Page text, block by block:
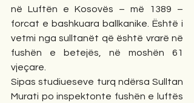
në Luftën e Kosovës – më 1389 –
forcat e bashkuara ballkanike. Është i
vetmi nga sulltanët që është vrarë në
fushën e betejës, në moshën 61
vjeçare.
Sipas studiueseve turq ndërsa Sulltan
Murati po inspektonte fushën e luftës